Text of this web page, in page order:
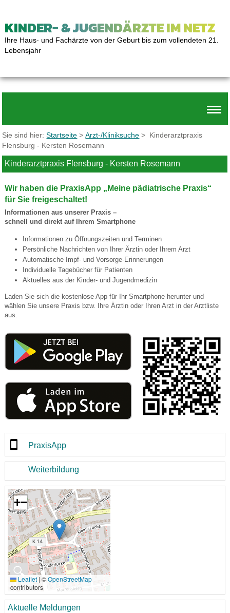
KINDER- & JUGENDÄRZTE IM NETZ
Ihre Haus- und Fachärzte von der Geburt bis zum vollendeten 21.
Lebensjahr
Sie sind hier:Startseite >Arzt-/Kliniksuche > Kinderarztpraxis
Flensburg - Kersten Rosemann
Kinderarztpraxis Flensburg - Kersten Rosemann
Wir haben die PraxisApp „Meine pädiatrische Praxis“
für Sie freigeschaltet!
Informationen aus unserer Praxis –
schnell und direkt auf Ihrem Smartphone
Informationen zu Öffnungszeiten und Terminen
Persönliche Nachrichten von Ihrer Ärztin oder Ihrem Arzt
Automatische Impf- und Vorsorge-Erinnerungen
Individuelle Tagebücher für Patienten
Aktuelles aus der Kinder- und Jugendmedizin
Laden Sie sich die kostenlose App für Ihr Smartphone herunter und
wählen Sie unsere Praxis bzw. Ihre Ärztin oder Ihren Arzt in der Arztliste
aus.
PraxisApp
Weiterbildung
🔍
+−
Leaflet | ©OpenStreetMap
contributors
Aktuelle Meldungen